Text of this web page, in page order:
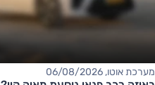
מערכת אוטו, 06/08/2026